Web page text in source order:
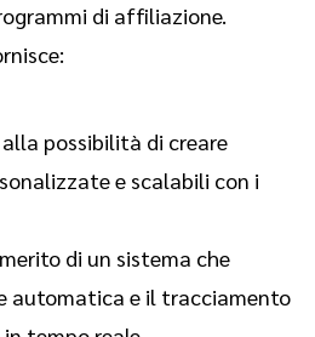
di affiliazione.
possibilità di creare
e scalabili con i
di un sistema che
automatica e il tracciamento